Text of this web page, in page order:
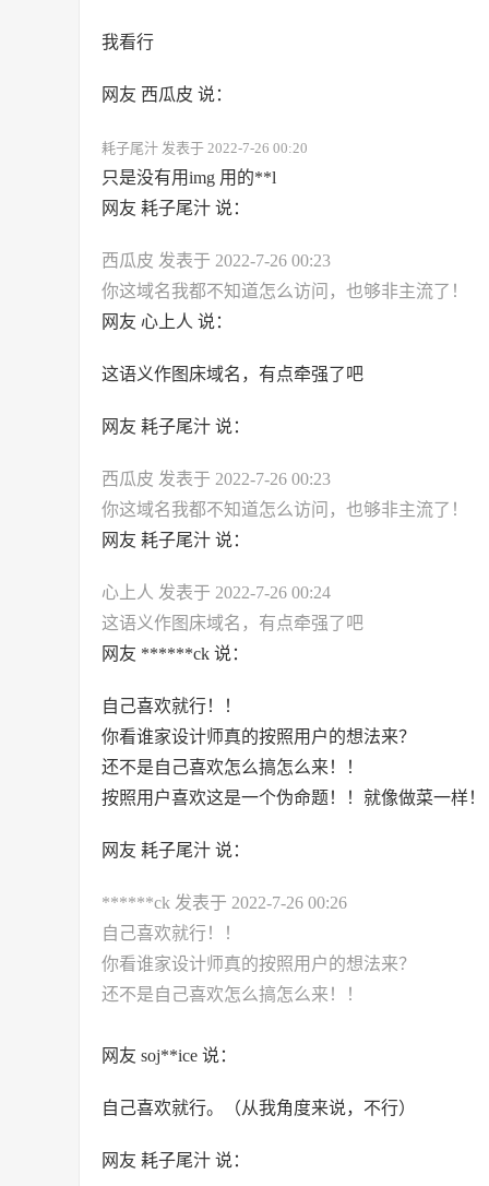
我看行
网友 西瓜皮 说：
耗子尾汁 发表于 2022-7-26 00:20
只是没有用img 用的**l
网友 耗子尾汁 说：
西瓜皮 发表于 2022-7-26 00:23
你这域名我都不知道怎么访问，也够非主流了！
网友 心上人 说：
这语义作图床域名，有点牵强了吧
网友 耗子尾汁 说：
西瓜皮 发表于 2022-7-26 00:23
你这域名我都不知道怎么访问，也够非主流了！
网友 耗子尾汁 说：
心上人 发表于 2022-7-26 00:24
这语义作图床域名，有点牵强了吧
网友 ******ck 说：
自己喜欢就行！！
你看谁家设计师真的按照用户的想法来？
还不是自己喜欢怎么搞怎么来！！
按照用户喜欢这是一个伪命题！！就像做菜一样
网友 耗子尾汁 说：
******ck 发表于 2022-7-26 00:26
自己喜欢就行！！
你看谁家设计师真的按照用户的想法来？
还不是自己喜欢怎么搞怎么来！！
网友 soj**ice 说：
自己喜欢就行。（从我角度来说，不行）
网友 耗子尾汁 说：